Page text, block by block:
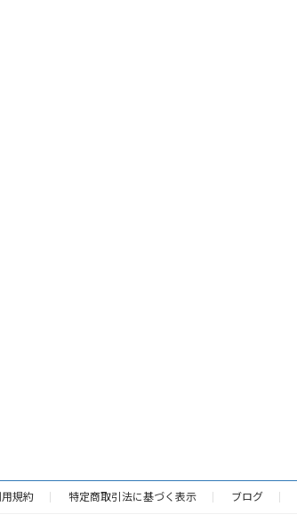
規約 特定商取引法に基づく表示 ブログ